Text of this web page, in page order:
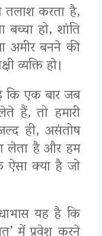
तलाश करता है,
हो, शांति
अमीर बनने की
व्यक्ति हो।
कि एक बार जब
हैं, तो हमारी
ही, असंतोष
लेता है और हम
क्या है जो
यह है कि